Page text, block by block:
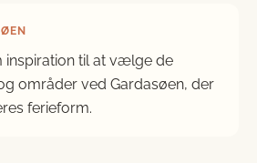
inspiration til at vælge de
områder ved Gardasøen, der
ferieform.